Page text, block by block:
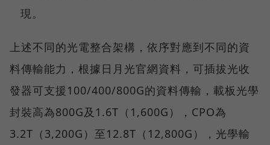
現。
上述不同的光電整合架構，依序對應到不同的資
料傳輸能力，根據日月光官網資料，可插拔光收
發器可支援100/400/800G的資料傳輸，載板光學
封裝高為800G及1.6T（1,600G），CPO為
3.2T（3,200G）至12.8T（12,800G），光學輸